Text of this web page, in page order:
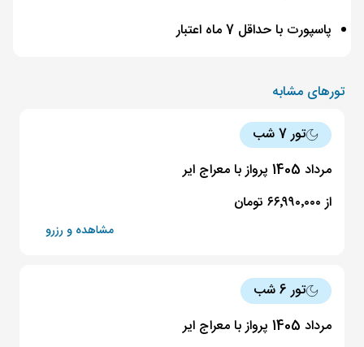
پاسپورت با حداقل 7 ماه اعتبار
تورهای مشابه
تور 7 شب
مرداد 1405 پرواز با معراج ایر
از ۶۶٬۹۹۰٬۰۰۰ تومان
مشاهده و رزرو
تور 6 شب
مرداد 1405 پرواز با معراج ایر